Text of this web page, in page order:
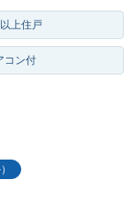
上住戸
コン付